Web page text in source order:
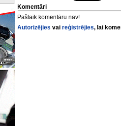
Komentāri
Pašlaik komentāru nav!
Autorizējies vaireģistrējies, lai